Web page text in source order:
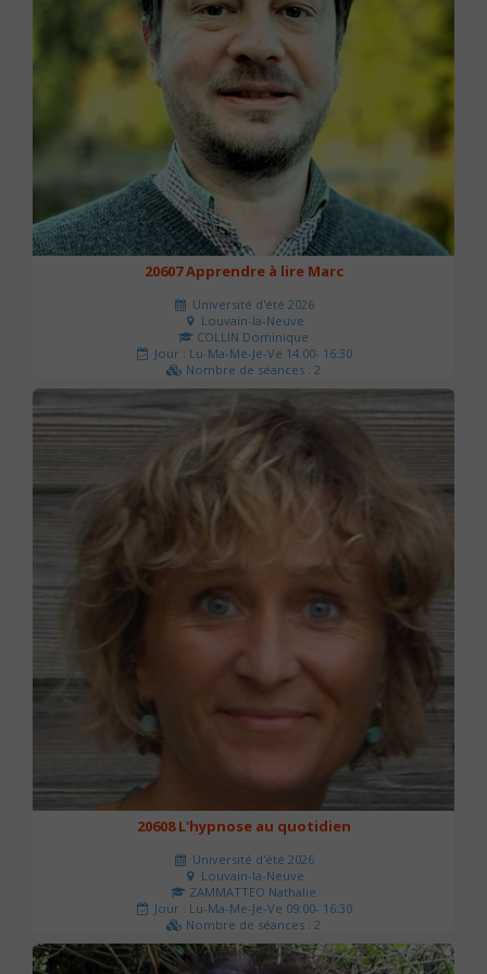
20607 Apprendre à lire Marc
Université d'été 2026
Louvain-la-Neuve
COLLIN Dominique
Jour : Lu-Ma-Me-Je-Ve 14:00- 16:30
Nombre de séances : 2
51 €
20608 L'hypnose au quotidien
Université d'été 2026
Louvain-la-Neuve
ZAMMATTEO Nathalie
Jour : Lu-Ma-Me-Je-Ve 09:00- 16:30
Nombre de séances : 2
140 €